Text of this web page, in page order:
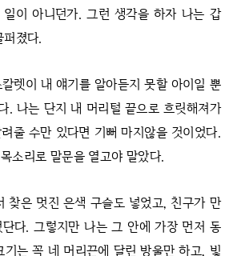
이 아니던가. 그런 생각을 하자 나는 갑
졌다.
렛이 내 얘기를 알아듣지 못할 아이일 뿐
. 나는 단지 내 머리털 끝으로 흐릿해져가
줄 수만 있다면 기뻐 마지않을 것이었다.
소리로 말문을 열고야 말았다.
찾은 멋진 은색 구슬도 넣었고, 친구가 만
다. 그렇지만 나는 그 안에 가장 먼저 동
는 꼭 네 머리끈에 달린 방울만 하고, 빛